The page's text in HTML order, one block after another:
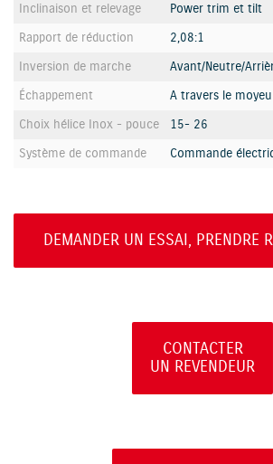
Inclinaison et relevage
Power trim et tilt
Rapport de réduction
2,08:1
Inversion de marche
Avant/Neutre/
Échappement
A travers le
Choix hélice Inox - pouce
15- 26
Système de commande
Commande
DEMANDER UN ESSAI, PRENDRE
CONTACTER
UN REVENDEUR